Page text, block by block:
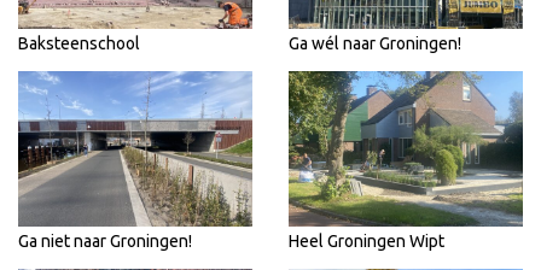
Baksteenschool Ga wél naar Groningen!
Ga niet naar Groningen! Heel Groningen Wipt